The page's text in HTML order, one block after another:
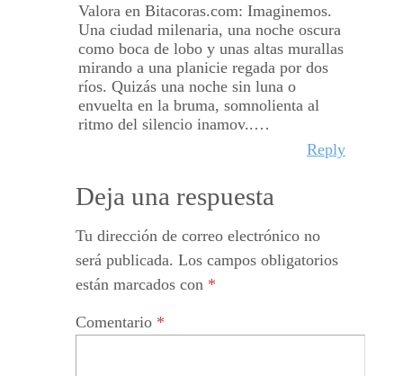
Valora en Bitacoras.com: Imaginemos.
Una ciudad milenaria, una noche oscura
como boca de lobo y unas altas murallas
mirando a una planicie regada por dos
ríos. Quizás una noche sin luna o
envuelta en la bruma, somnolienta al
ritmo del silencio inamov..…
Reply
Deja una respuesta
Tu dirección de correo electrónico no
será publicada. Los campos obligatorios
están marcados con *
Comentario *